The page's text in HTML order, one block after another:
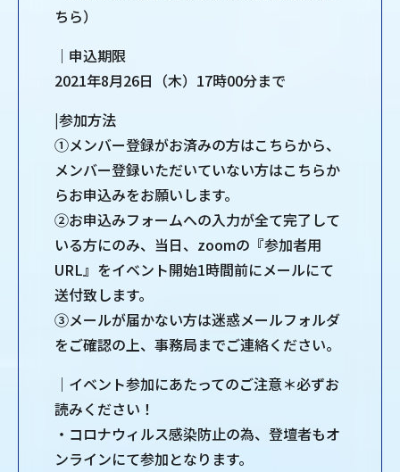
ちら）
｜申込期限
2021年8月26日（木）17時00分まで
|参加方法
①メンバー登録がお済みの方はこちらから、
メンバー登録いただいていない方はこちらか
らお申込みをお願いします。
②お申込みフォームへの入力が全て完了して
いる方にのみ、当日、zoomの『参加者用
URL』をイベント開始1時間前にメールにて
送付致します。
③メールが届かない方は迷惑メールフォルダ
をご確認の上、事務局までご連絡ください。
｜イベント参加にあたってのご注意＊必ずお
読みください！
・コロナウィルス感染防止の為、登壇者もオ
ンラインにて参加となります。